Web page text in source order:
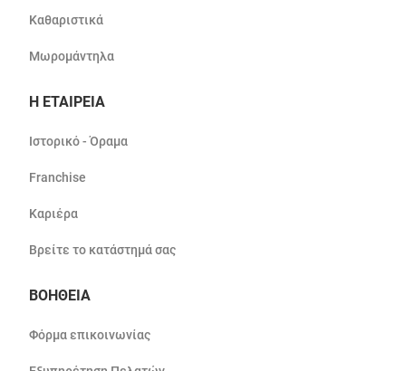
Καθαριστικά
Μωρομάντηλα
Η ΕΤΑΙΡΕΙΑ
Ιστορικό - Όραμα
Franchise
Καριέρα
Βρείτε το κατάστημά σας
ΒΟΗΘΕΙΑ
Φόρμα επικοινωνίας